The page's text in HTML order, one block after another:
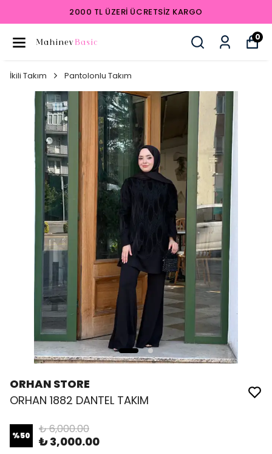
2000 TL ÜZERI ÜCRETSIZ KARGO
0
İkili Takım Pantolonlu Takım
ORHAN STORE
ORHAN 1882 DANTEL TAKIM
%50 ₺ 6,000.00
₺ 3,000.00